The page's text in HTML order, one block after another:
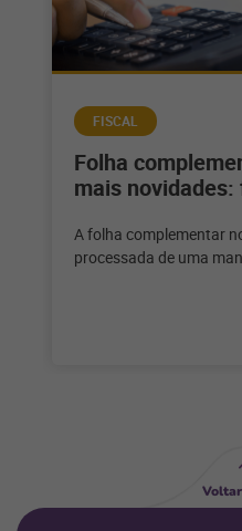
FISCAL
Folha
mais
A folha complementar
processada de uma